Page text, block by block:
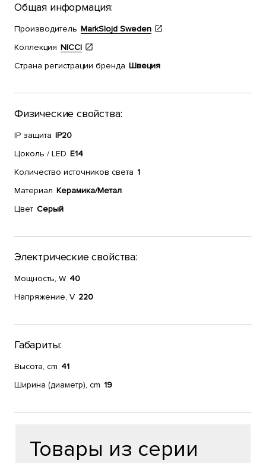
Общая информация:
Производитель MarkSlojd Sweden
Коллекция NICCI
Страна регистрации бренда Швеция
Физические свойства:
IP защита IP20
Цоколь / LED E14
Количество источников света 1
Материал Керамика/Метал
Цвет Серый
Электрические свойства:
Мощность, W 40
Напряжение, V 220
Габариты:
Высота, cm 41
Ширина (диаметр), cm 19
Товары из серии